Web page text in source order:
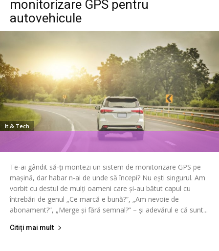
monitorizare GPS pentru
autovehicule
It & Tech
Te-ai gândit să-ți montezi un sistem de monitorizare GPS pe
mașină, dar habar n-ai de unde să începi? Nu ești singurul. Am
vorbit cu destul de mulți oameni care și-au bătut capul cu
întrebări de genul „Ce marcă e bună?”, „Am nevoie de
abonament?”, „Merge și fără semnal?” – și adevărul e că sunt...
Citiți mai mult